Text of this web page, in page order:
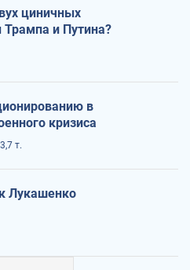
циничных
Трампа и Путина?
в
кризиса
т.
Лукашенко